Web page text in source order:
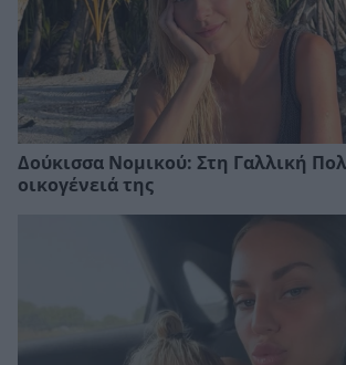
Δούκισσα Νομικού: Στη Γαλλική
οικογένειά της